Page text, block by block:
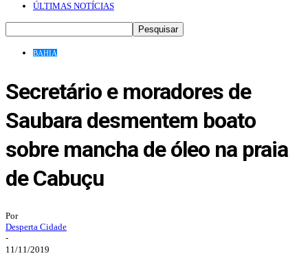
ÚLTIMAS NOTÍCIAS
BAHIA
Secretário e moradores de
Saubara desmentem boato
sobre mancha de óleo na praia
de Cabuçu
Por
Desperta Cidade
-
11/11/2019